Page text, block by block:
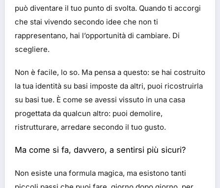
può diventare il tuo punto di svolta. Quando ti accorgi
che stai vivendo secondo idee che non ti
rappresentano, hai l’opportunità di cambiare. Di
scegliere.
Non è facile, lo so. Ma pensa a questo: se hai costruito
la tua identità su basi imposte da altri, puoi ricostruirla
su basi tue. È come se avessi vissuto in una casa
progettata da qualcun altro: puoi demolire,
ristrutturare, arredare secondo il tuo gusto.
Ma come si fa, davvero, a sentirsi più sicuri?
Non esiste una formula magica, ma esistono tanti